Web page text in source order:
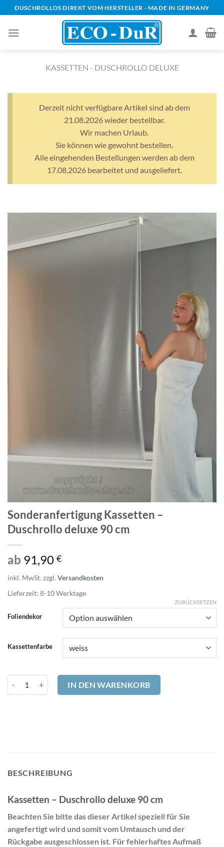
Zum
Inhalt
springen
DUSCHROLLOS DIREKT VOM HERSTELLER - MADE IN GERMANY
KASSETTEN - DUSCHROLLO DELUXE
Derzeit nicht verfügbare Artikel sind ab dem
21.08.2026 wieder bestellbar.
Wir machen Urlaub.
Sie können wie gewohnt bestellen.
Alle eingehenden Bestellungen werden ab dem
17.08.2026 bearbeitet und ausgeliefert.
Sonderanfertigung Kassetten –
Duschrollo deluxe 90 cm
ab 91,90 €
inkl. MwSt. zzgl. Versandkosten
Lieferzeit: 8-10Werktage
Foliendekor
Kassettenfarbe
ZURÜCKSETZEN
IN DEN WARENKORB
BESCHREIBUNG
Kassetten – Duschrollo deluxe 90 cm
Beachten Sie bitte das dieser Artikel speziell für Sie
angefertigt wird und somit vom Umtausch und der
Rückgabe ausgeschlossen ist. Für fehlerhaftes Aufmaß